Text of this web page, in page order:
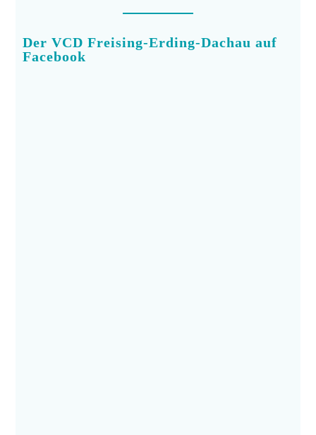
Der VCD Freising-Erding-Dachau auf
Facebook